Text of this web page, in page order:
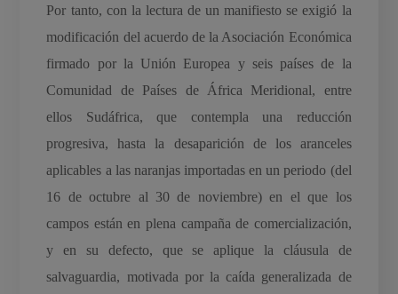
Por tanto, con la lectura de un manifiesto se exigió la
modificación del acuerdo de la Asociación Económica
firmado por la Unión Europea y seis países de la
Comunidad de Países de África Meridional, entre
ellos Sudáfrica, que contempla una reducción
progresiva, hasta la desaparición de los aranceles
aplicables a las naranjas importadas en un periodo (del
16 de octubre al 30 de noviembre) en el que los
campos están en plena campaña de comercialización,
y en su defecto, que se aplique la cláusula de
salvaguardia, motivada por la caída generalizada de